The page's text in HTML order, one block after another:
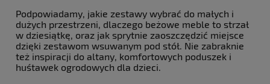
Podpowiadamy, jakie zestawy wybrać do małych i
dużych przestrzeni, dlaczego beżowe meble to strzał
w dziesiątkę, oraz jak sprytnie zaoszczędzić miejsce
dzięki zestawom wsuwanym pod stół. Nie zabraknie
też inspiracji do altany, komfortowych poduszek i
huśtawek ogrodowych dla dzieci.